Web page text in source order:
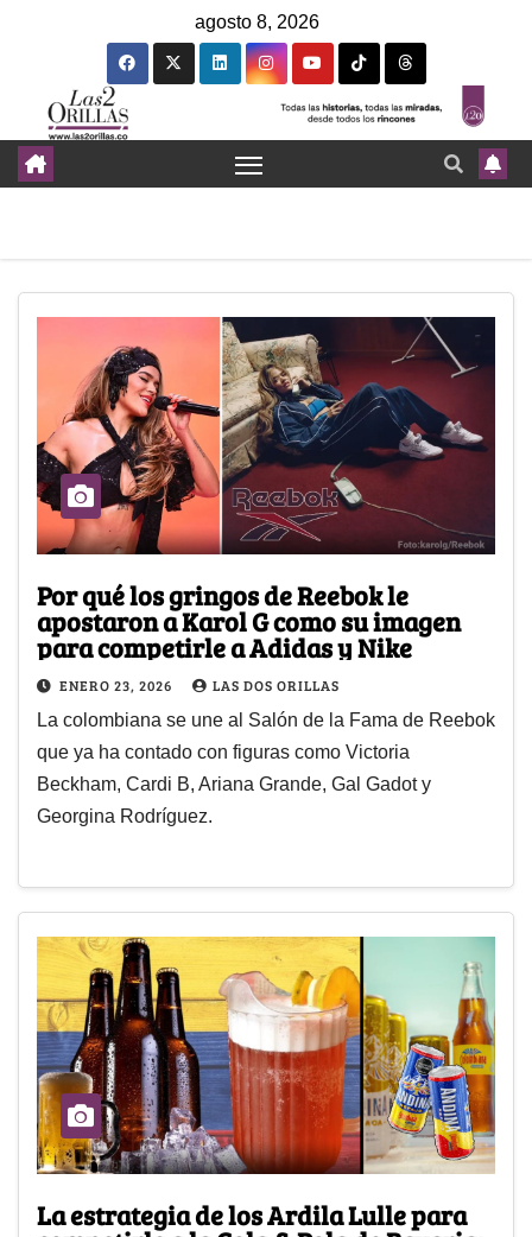
agosto 8, 2026
Por qué los gringos de Reebok le
apostaron a Karol G como su imagen
para competirle a Adidas y Nike
ENERO 23, 2026 LAS DOS ORILLAS
La colombiana se une al Salón de la Fama de Reebok
que ya ha contado con figuras como Victoria
Beckham, Cardi B, Ariana Grande, Gal Gadot y
Georgina Rodríguez.
La estrategia de los Ardila Lulle para